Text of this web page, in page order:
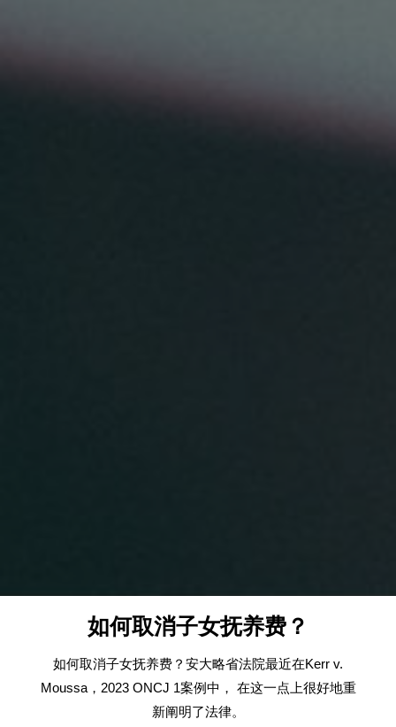
如何取消子女抚养费？
如何取消子女抚养费？安大略省法院最近在Kerr v.
Moussa，2023 ONCJ 1案例中， 在这一点上很好地重
新阐明了法律。